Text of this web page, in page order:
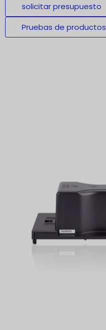
solicitar presupuesto
Pruebas de productos